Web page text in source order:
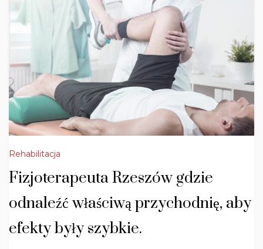
Rehabilitacja
Fizjoterapeuta Rzeszów gdzie
odnaleźć właściwą przychodnię, aby
efekty były szybkie.